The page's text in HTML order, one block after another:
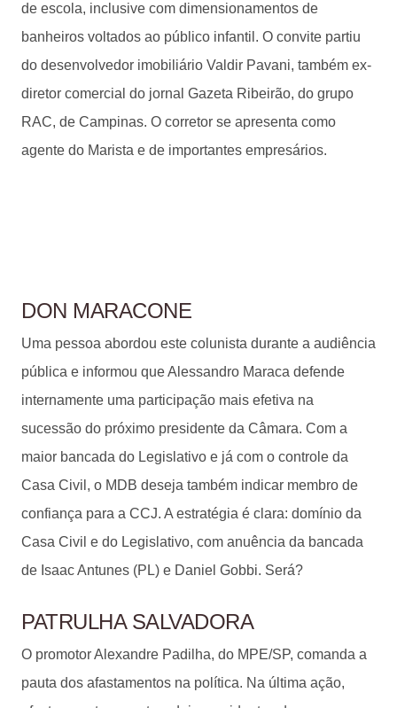
de escola, inclusive com dimensionamentos de
banheiros voltados ao público infantil. O convite partiu
do desenvolvedor imobiliário Valdir Pavani, também ex-
diretor comercial do jornal Gazeta Ribeirão, do grupo
RAC, de Campinas. O corretor se apresenta como
agente do Marista e de importantes empresários.
DON MARACONE
Uma pessoa abordou este colunista durante a audiência
pública e informou que Alessandro Maraca defende
internamente uma participação mais efetiva na
sucessão do próximo presidente da Câmara. Com a
maior bancada do Legislativo e já com o controle da
Casa Civil, o MDB deseja também indicar membro de
confiança para a CCJ. A estratégia é clara: domínio da
Casa Civil e do Legislativo, com anuência da bancada
de Isaac Antunes (PL) e Daniel Gobbi. Será?
PATRULHA SALVADORA
O promotor Alexandre Padilha, do MPE/SP, comanda a
pauta dos afastamentos na política. Na última ação,